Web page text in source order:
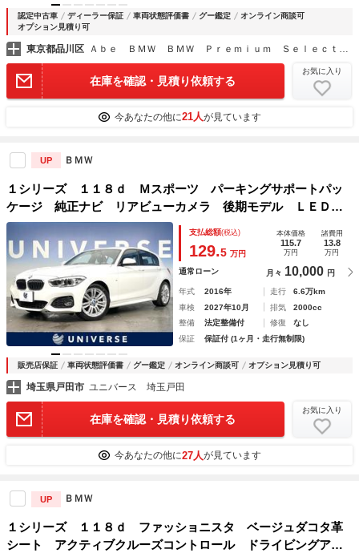
認定中古車 ディーラー保証 車両状態評価書 グー鑑定
オンライン商談可
オプション見積り可
東京都品川区
在庫を確認・見積り依頼する
お気に入り
今あなたの他に21人が見ています
UP ＢＭＷ
１シリーズ １１８ｄ Ｍスポーツ パーキングサポートパッ
ケージ 純正ナビ リアビューカメラ 後期モデル ＬＥＤヘ
ッドライト クルーズコントロール Ｂｌｕｅｔｏｏｔｈ 純
正１７インチアルミホイール ＥＴＣ内蔵ルームミラー
支払総額(税込)
129.5 万円
本体価格
115.7
万円
諸費用
13.8
万円
通常ローン 月々 10,000 円
年式 2016年 走行
6.6万km
車検
2027年10月 排気
2000cc
整備
法定整備付 修復
なし
保証
保証付 (1ヶ月・走行無制限)
販売店保証 車両状態評価書 グー鑑定 オンライン商談可 オプション見積り可
埼玉県戸田市 ユニバース 埼玉戸田
在庫を確認・見積り依頼する
お気に入り
今あなたの他に27人が見ています
UP ＢＭＷ
１シリーズ １１８ｄ ファッショニスタ ベージュダコタ革
シート アクティブクルーズコントロール ドライビングアシ